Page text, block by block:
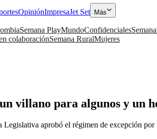
OpiniónImpresaJet Set Más
Semana PlayMundoConfidenciales
colaboraciónSemana RuralMujeres
villano para algunos y un
Legislativa aprobó el régimen de excepción